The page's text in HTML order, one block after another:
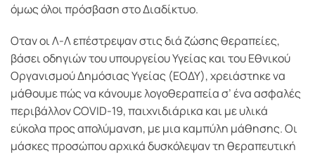
όμως όλοι πρόσβαση στο Διαδίκτυο.
Οταν οι Λ-Λ επέστρεψαν στις διά ζώσης θεραπείες,
βάσει οδηγιών του υπουργείου Υγείας και του Εθνικού
Οργανισμού Δημόσιας Υγείας (ΕΟΔΥ), χρειάστηκε να
μάθουμε πώς να κάνουμε λογοθεραπεία σ’ ένα ασφαλές
περιβάλλον COVID-19, παιχνιδιάρικα και με υλικά
εύκολα προς απολύμανση, με μια καμπύλη μάθησης. Οι
μάσκες προσώπου αρχικά δυσκόλεψαν τη θεραπευτική